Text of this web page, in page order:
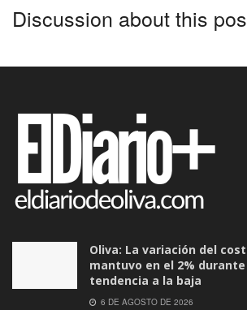
Discussion about this
Oliva: La variación del
mantuvo en el 2%
tendencia a la baja
6 DE AGOSTO DE 2026